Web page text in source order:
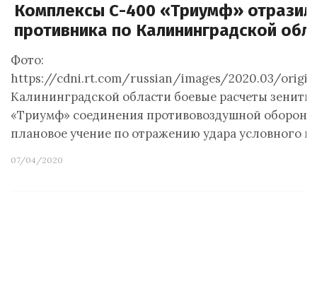
Комплексы С-400 «Триумф»
противника по Калининградской
Фото:
https://cdni.rt.com/russian/images/2020.03/
Калининградской области боевые расчеты
«Триумф» соединения противовоздушной
плановое учение по отражению удара условного
07/04/2020